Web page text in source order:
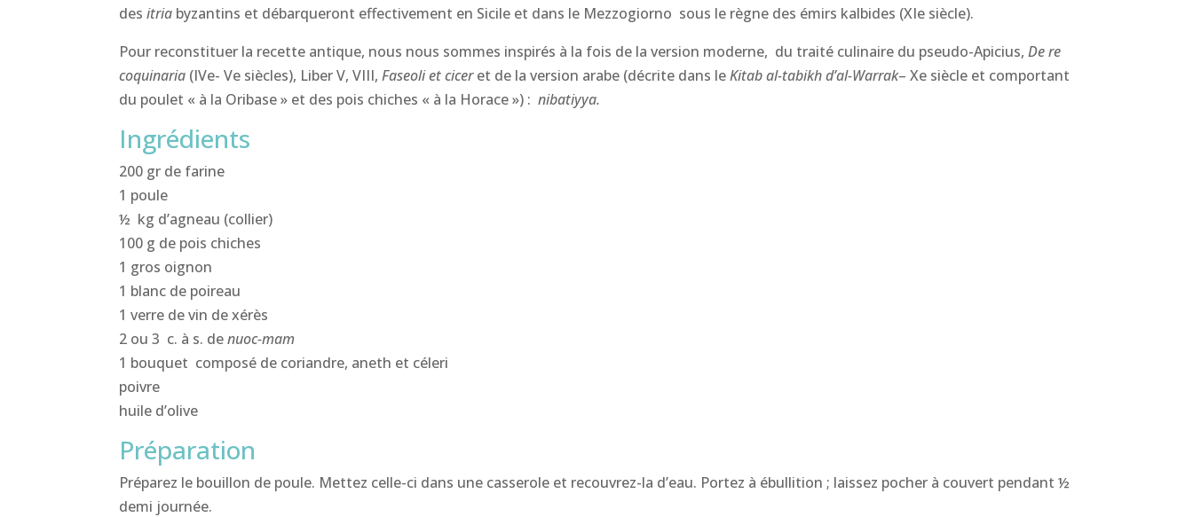
desitria byzantins et débarqueront effectivement en Sicile et dans le Mezzogiorno sous le règne des émirs kalbides (XIe siècle).
Pour reconstituer la recette antique, nous nous sommes inspirés à la fois de la version moderne, du traité culinaire du pseudo-Apicius,De re
coquinaria (IVe- Ve siècles), Liber V, VIII, Faseoli et ciceret de la version arabe (décrite dans leKitab al-tabikh d’al-Warrak– Xe siècle et comportant
du poulet « à la Oribase » et des pois chiches « à la Horace ») :nibatiyya.
Ingrédients
200 gr de farine
1 poule
½ kg d’agneau (collier)
100 g de pois chiches
1 gros oignon
1 blanc de poireau
1 verre de vin de xérès
2 ou 3 c. à s. denuoc-mam
1 bouquet composé de coriandre, aneth et céleri
poivre
huile d’olive
Préparation
Préparez le bouillon de poule. Mettez celle-ci dans une casserole et recouvrez-la d’eau. Portez à ébullition ; laissez pocher à couvert pendant ½
demi journée.